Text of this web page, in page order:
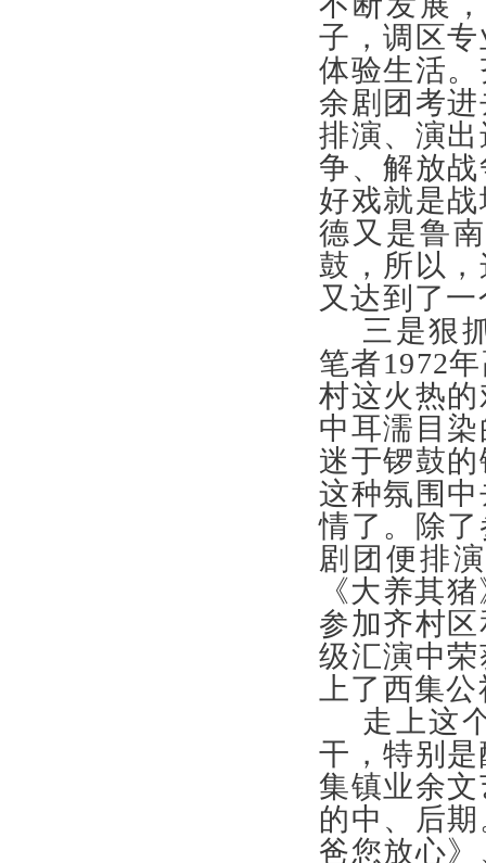
子，调区
体验生活
余剧团考
排演、演
争、解放
好戏就是
德又是鲁
鼓，所以
又达到了
三是狠
笔者1972
村这火热
中耳濡目
迷于锣鼓
这种氛围
情了。除
剧团便排
《大养其
参加齐村
级汇演中
上了西集
走上这
干，特别
集镇业余
的中、后
爸您放心